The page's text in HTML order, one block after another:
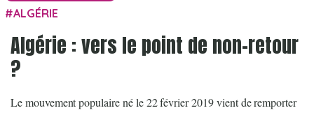
ALGÉRIE
Algérie : vers le point de non-retour
?
Le mouvement populaire né le 22 février 2019 vient de remporter